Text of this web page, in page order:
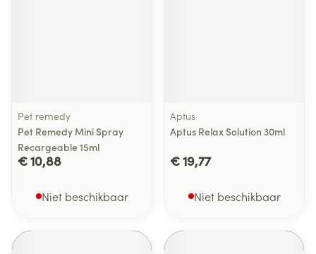
Pet remedy
Pet Remedy Mini Spray
Recargeable 15ml
€ 10,88
Niet beschikbaar
Aptus
Aptus Relax Solution 30ml
€ 19,77
Niet beschikbaar